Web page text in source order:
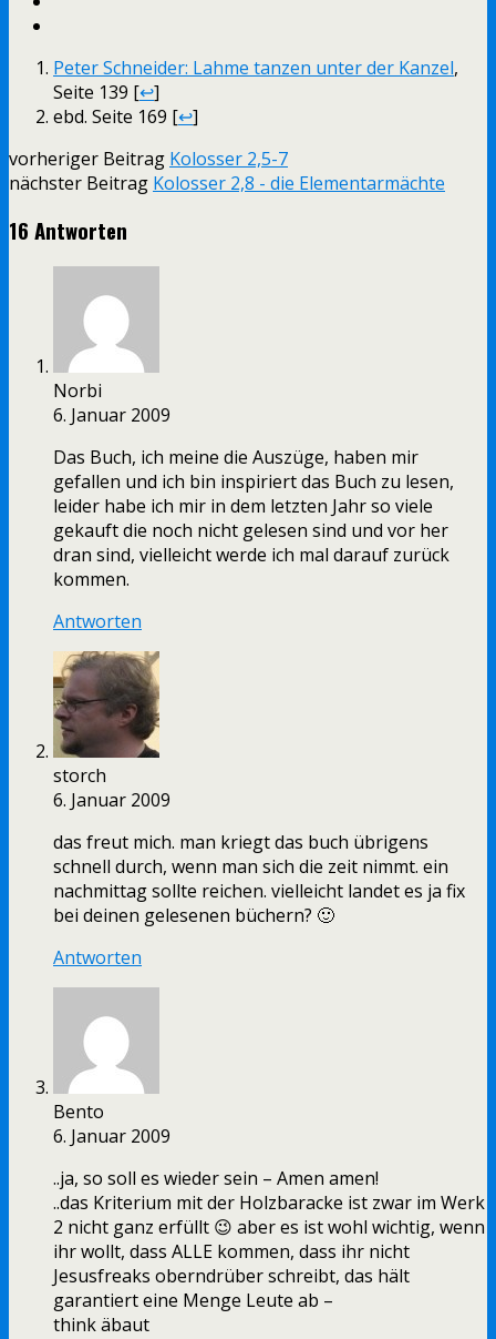
Peter Schneider: Lahme tanzen unter der Kanzel,
Seite 139 [↩]
ebd. Seite 169 [↩]
vorheriger Beitrag Kolosser 2,5-7
nächster Beitrag Kolosser 2,8 - die Elementarmächte
16 Antworten
Norbi
6. Januar 2009
Das Buch, ich meine die Auszüge, haben mir
gefallen und ich bin inspiriert das Buch zu lesen,
leider habe ich mir in dem letzten Jahr so viele
gekauft die noch nicht gelesen sind und vor her
dran sind, vielleicht werde ich mal darauf zurück
kommen.
Antworten
storch
6. Januar 2009
das freut mich. man kriegt das buch übrigens
schnell durch, wenn man sich die zeit nimmt. ein
nachmittag sollte reichen. vielleicht landet es ja fix
bei deinen gelesenen büchern? 🙂
Antworten
Bento
6. Januar 2009
..ja, so soll es wieder sein – Amen amen!
..das Kriterium mit der Holzbaracke ist zwar im Werk
2 nicht ganz erfüllt 😉 aber es ist wohl wichtig, wenn
ihr wollt, dass ALLE kommen, dass ihr nicht
Jesusfreaks oberndrüber schreibt, das hält
garantiert eine Menge Leute ab –
think äbaut